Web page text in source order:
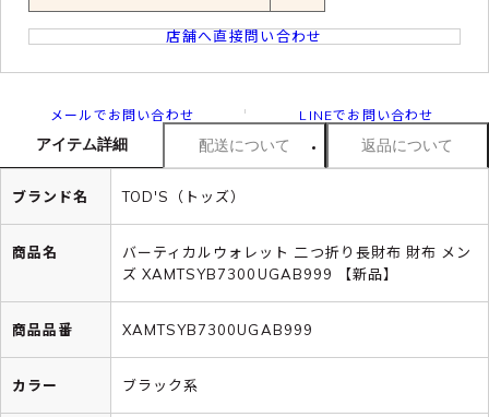
店舗へ直接問い合わせ
メールでお問い合わせ LINEでお問い合わせ
アイテム詳細 配送について 返品について
ブランド名 TOD'S（トッズ）
商品名
バーティカルウォレット 二つ折り長財布 財布 メン
ズ XAMTSYB7300UGAB999 【新品】
商品品番 XAMTSYB7300UGAB999
カラー ブラック系